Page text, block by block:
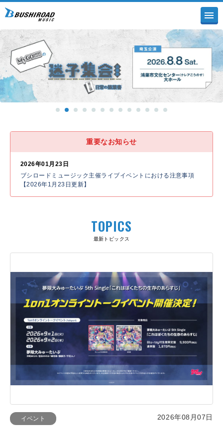
重要なお知らせ
2026年01月23日
ブシロードミュージック主催ライブイベントにおける注意事項
【2026年1月23日更新】
TOPICS
最新トピックス
イベント 2026年08月07日